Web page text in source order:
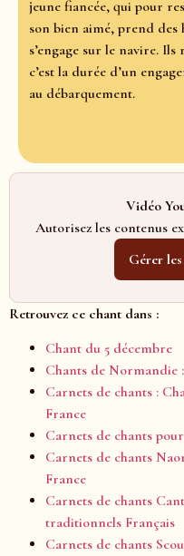
jeune fiancée, qui pour
son bien aimé, prend des
s’engage sur le navire.
c’est la durée d’un
au débarquement.
Vidéo
Autorisez les contenus
Gérer
Retrouvez ce chant dans :
Chant du 5 décembre
Chants de Normandie
Carnets de chants :
France
Carnets de chants
Carnets de chants
France
Carnets de chants
traditionnels Français
Carnets de chants